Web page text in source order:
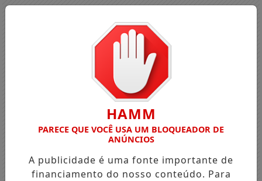
HAMM
PARECE QUE VOCÊ USA UM BLOQUEADOR DE
ANÚNCIOS
A publicidade é uma fonte importante de
financiamento do nosso conteúdo. Para